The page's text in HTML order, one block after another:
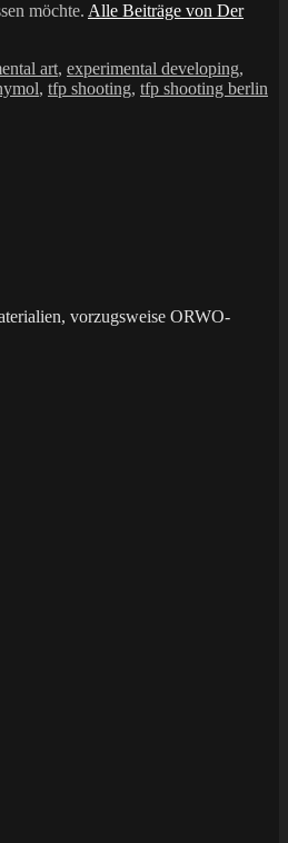
möchte. Alle Beiträge von Der
art, experimental developing,
, tfp shooting, tfp shooting berlin
vorzugsweise ORWO-